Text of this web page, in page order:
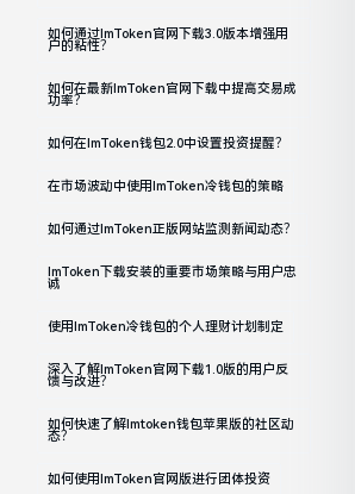
如何通过imToken官网下载3.0版本增强用
户的粘性？
如何在最新imToken官网下载中提高交易成
功率？
如何在imToken钱包2.0中设置投资提醒？
在市场波动中使用imToken冷钱包的策略
如何通过imToken正版网站监测新闻动态？
ImToken下载安装的重要市场策略与用户忠
诚
使用imToken冷钱包的个人理财计划制定
深入了解imToken官网下载1.0版的用户反
馈与改进？
如何快速了解imtoken钱包苹果版的社区动
态？
如何使用imToken官网版进行团体投资